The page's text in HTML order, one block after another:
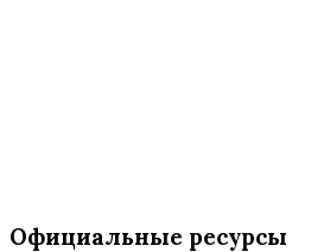
Официальные ресурсы